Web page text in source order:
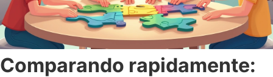
Comparando rapidamente: